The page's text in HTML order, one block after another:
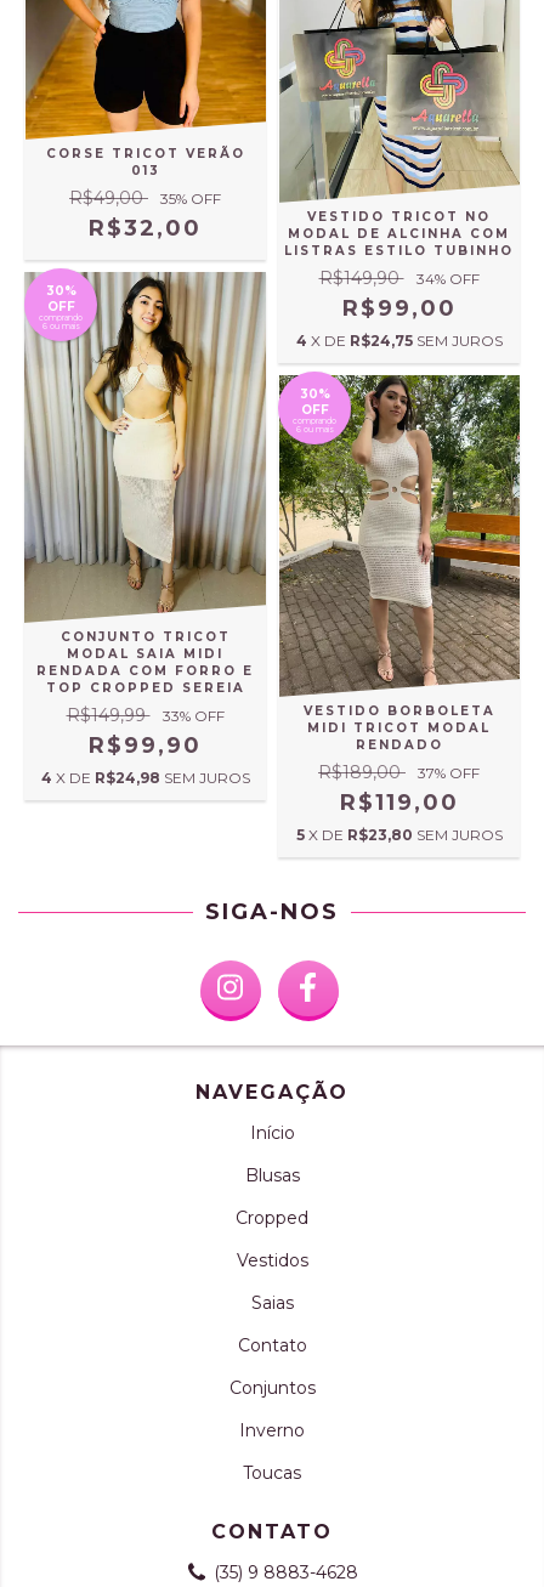
CORSE TRICOT VERÃO
013
R$49,00 35% OFF
R$32,00
VESTIDO TRICOT NO
MODAL DE ALCINHA COM
LISTRAS ESTILO TUBINHO
R$149,90 34% OFF
R$99,00
4 X DE R$24,75 SEM JUROS
30%
OFF
comprando
6 ou mais
CONJUNTO TRICOT
MODAL SAIA MIDI
RENDADA COM FORRO E
TOP CROPPED SEREIA
R$149,99 33% OFF
R$99,90
4 X DE R$24,98 SEM JUROS
30%
OFF
comprando
6 ou mais
VESTIDO BORBOLETA
MIDI TRICOT MODAL
RENDADO
R$189,00 37% OFF
R$119,00
5 X DE R$23,80 SEM JUROS
SIGA-NOS
NAVEGAÇÃO
Início
Blusas
Cropped
Vestidos
Saias
Contato
Conjuntos
Inverno
Toucas
CONTATO
(35) 9 8883-4628